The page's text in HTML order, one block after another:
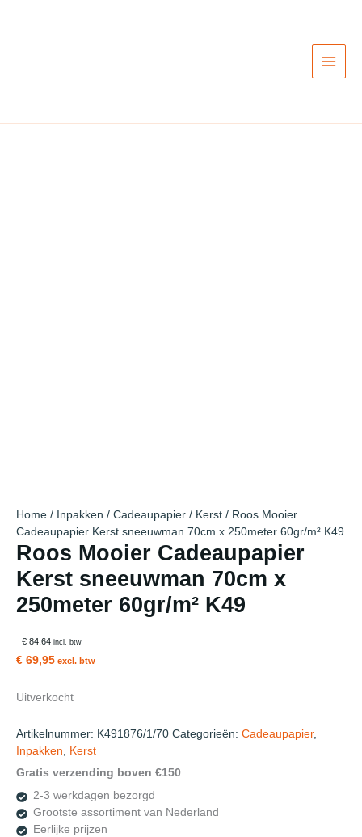
Home / Inpakken / Cadeaupapier / Kerst / Roos Mooier
Cadeaupapier Kerst sneeuwman 70cm x 250meter 60gr/m² K49
Roos Mooier Cadeaupapier
Kerst sneeuwman 70cm x
250meter 60gr/m² K49
€ 84,64incl. btw
€ 69,95 excl. btw
Uitverkocht
Artikelnummer: K491876/1/70 Categorieën: Cadeaupapier,
Inpakken
Kerst
Gratis verzending boven €150
2-3 werkdagen bezorgd
Grootste assortiment van Nederland
Eerlijke prijzen